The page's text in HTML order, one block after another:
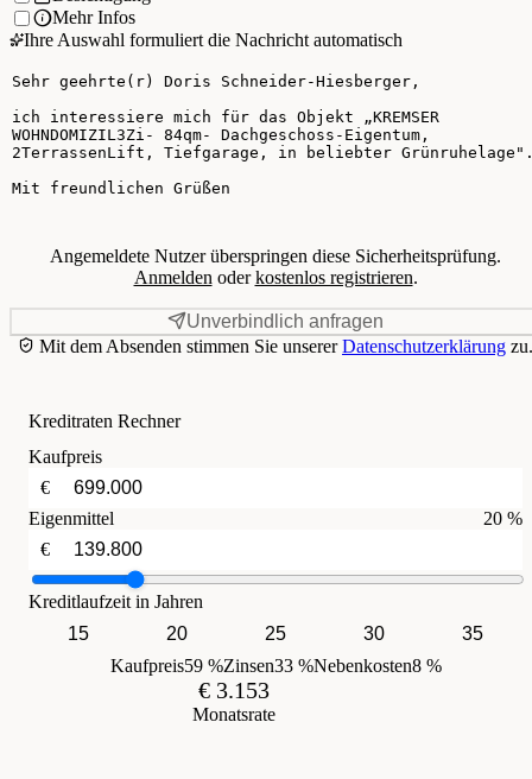
Mehr Infos
Ihre Auswahl formuliert die Nachricht automatisch
Ihre Nachricht
Angemeldete Nutzer überspringen diese Sicherheitsprüfung.
Anmelden oderkostenlos registrieren.
Unverbindlich anfragen
Mit dem Absenden stimmen Sie unsererDatenschutzerklärung zu.
Kreditraten Rechner
Kaufpreis
€
Eigenmittel
20 %
€
Kreditlaufzeit in Jahren
15
20 25 30
35
Kaufpreis59 %Zinsen33 %Nebenkosten8 %
€ 3.153
Monatsrate